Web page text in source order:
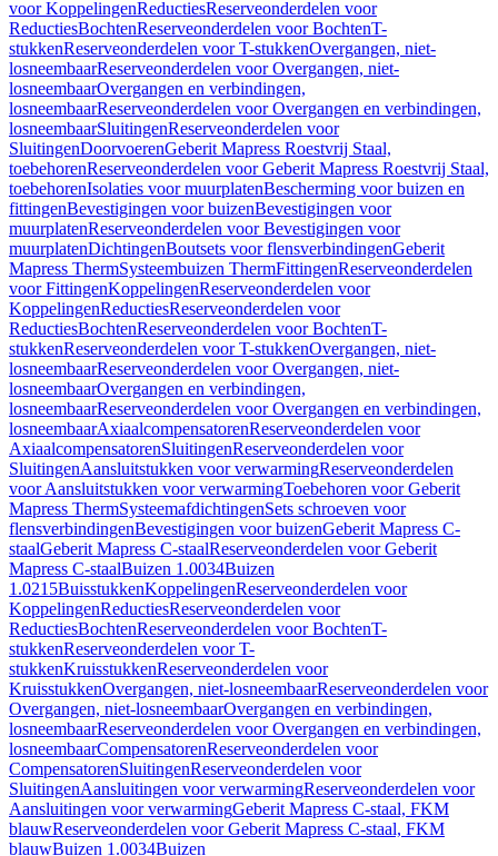
voor KoppelingenReductiesReserveonderdelen voor
ReductiesBochtenReserveonderdelen voor BochtenT-
stukkenReserveonderdelen voor T-stukkenOvergangen, niet-
losneembaarReserveonderdelen voor Overgangen, niet-
losneembaarOvergangen en verbindingen,
losneembaarReserveonderdelen voor Overgangen en verbindingen,
losneembaarSluitingenReserveonderdelen voor
SluitingenDoorvoerenGeberit Mapress Roestvrij Staal,
toebehorenReserveonderdelen voor Geberit Mapress Roestvrij Staal,
toebehorenIsolaties voor muurplatenBescherming voor buizen en
fittingenBevestigingen voor buizenBevestigingen voor
muurplatenReserveonderdelen voor Bevestigingen voor
muurplatenDichtingenBoutsets voor flensverbindingenGeberit
Mapress ThermSysteembuizen ThermFittingenReserveonderdelen
voor FittingenKoppelingenReserveonderdelen voor
KoppelingenReductiesReserveonderdelen voor
ReductiesBochtenReserveonderdelen voor BochtenT-
stukkenReserveonderdelen voor T-stukkenOvergangen, niet-
losneembaarReserveonderdelen voor Overgangen, niet-
losneembaarOvergangen en verbindingen,
losneembaarReserveonderdelen voor Overgangen en verbindingen,
losneembaarAxiaalcompensatorenReserveonderdelen voor
AxiaalcompensatorenSluitingenReserveonderdelen voor
SluitingenAansluitstukken voor verwarmingReserveonderdelen
voor Aansluitstukken voor verwarmingToebehoren voor Geberit
Mapress ThermSysteemafdichtingenSets schroeven voor
flensverbindingenBevestigingen voor buizenGeberit Mapress C-
staalGeberit Mapress C-staalReserveonderdelen voor Geberit
Mapress C-staalBuizen 1.0034Buizen
1.0215BuisstukkenKoppelingenReserveonderdelen voor
KoppelingenReductiesReserveonderdelen voor
ReductiesBochtenReserveonderdelen voor BochtenT-
stukkenReserveonderdelen voor T-
stukkenKruisstukkenReserveonderdelen voor
KruisstukkenOvergangen, niet-losneembaarReserveonderdelen voor
Overgangen, niet-losneembaarOvergangen en verbindingen,
losneembaarReserveonderdelen voor Overgangen en verbindingen,
losneembaarCompensatorenReserveonderdelen voor
CompensatorenSluitingenReserveonderdelen voor
SluitingenAansluitingen voor verwarmingReserveonderdelen voor
Aansluitingen voor verwarmingGeberit Mapress C-staal, FKM
blauwReserveonderdelen voor Geberit Mapress C-staal, FKM
blauwBuizen 1.0034Buizen